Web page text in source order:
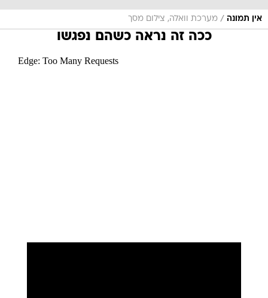
אין תמונה / מערכת וואלה, צילום מסך
ככה זה נראה כשהם נפגשו